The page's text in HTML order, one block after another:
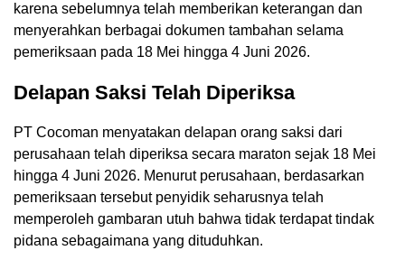
karena sebelumnya telah memberikan keterangan dan
menyerahkan berbagai dokumen tambahan selama
pemeriksaan pada 18 Mei hingga 4 Juni 2026.
Delapan Saksi Telah Diperiksa
PT Cocoman menyatakan delapan orang saksi dari
perusahaan telah diperiksa secara maraton sejak 18 Mei
hingga 4 Juni 2026. Menurut perusahaan, berdasarkan
pemeriksaan tersebut penyidik seharusnya telah
memperoleh gambaran utuh bahwa tidak terdapat tindak
pidana sebagaimana yang dituduhkan.